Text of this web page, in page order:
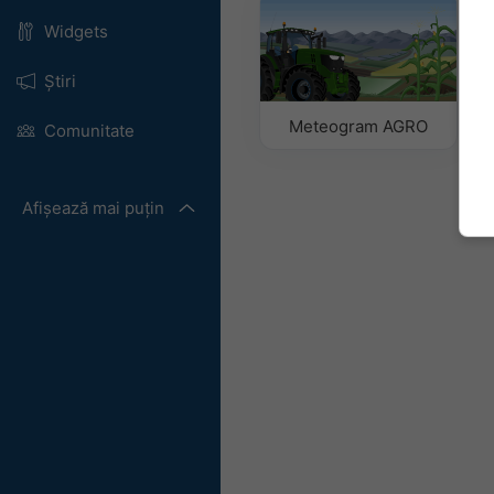
Widgets
Știri
Comunitate
Afișează mai puțin
Meteogram AGRO